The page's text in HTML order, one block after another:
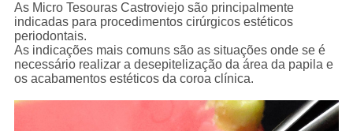
As Micro Tesouras Castroviejo são principalmente
indicadas para procedimentos cirúrgicos estéticos
periodontais.
As indicações mais comuns são as situações onde se é
necessário realizar a desepitelização da área da papila e
os acabamentos estéticos da coroa clínica.